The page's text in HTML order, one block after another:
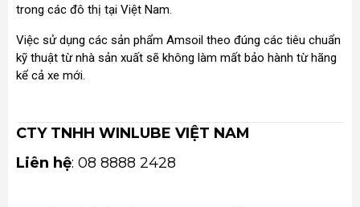
trong các đô thị tại Việt Nam.
Việc sử dụng các sản phẩm Amsoil theo đúng các tiêu chuẩn
kỹ thuật từ nhà sản xuất sẽ không làm mất bảo hành từ hãng
kể cả xe mới.
CTY TNHH WINLUBE VIỆT NAM
Liên hệ: 08 8888 2428